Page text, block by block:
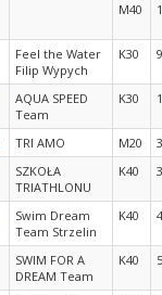
M40
Feel the Water
Filip Wypych
K30 9
AQUA SPEED
Team
K30
TRI AMO M20
3
SZKOŁA
TRIATHLONU
K40 3
Swim Dream
Team Strzelin
K40 4
SWIM FOR A
DREAM Team
K40 5